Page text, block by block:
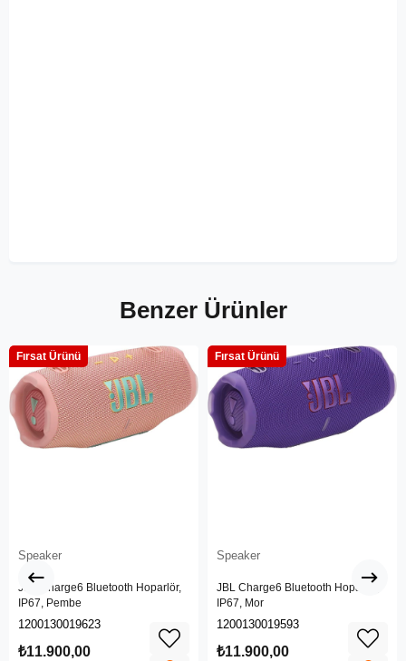
Benzer Ürünler
Speaker
JBL Charge6 Bluetooth Hoparlör,
IP67, Pembe
1200130019623
₺11.900,00
Fırsat Ürünü
Speaker
JBL Charge6 Bluetooth Hoparlör,
IP67, Mor
1200130019593
₺11.900,00
Fırsat Ürünü